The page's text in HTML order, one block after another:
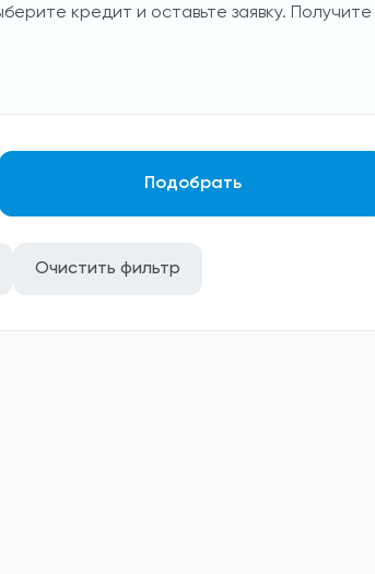
кредит и оставьте заявку. Получите
Подобрать
Очистить фильтр